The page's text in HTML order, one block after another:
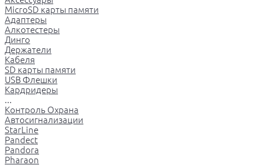
MicroSD карты памяти
Адаптеры
Алкотестеры
Динго
Держатели
Кабеля
SD карты памяти
USB Флешки
Кардридеры
...
Контроль Охрана
Автосигнализации
StarLine
Pandect
Pandora
Pharaon